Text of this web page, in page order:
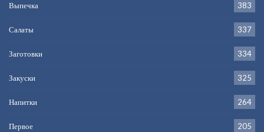
Выпечка 383
Салаты 337
Заготовки 334
Закуски 325
Напитки 264
Первое 205